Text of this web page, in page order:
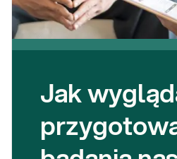
Jak